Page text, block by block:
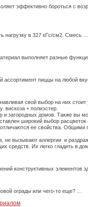
эффективно бороться с
нагрузку в 327 кГс/см2. Смесь …
выполняет разные
пиццы на любой
свой выбор на них
вискоза + полиэстер.
домов. Также вы
широкий выбор расцветок
ее свойства.
не вызывают аллергии и
средств. Их легко гладить в
конструктивных элементов
ограды или чего-то еще? …